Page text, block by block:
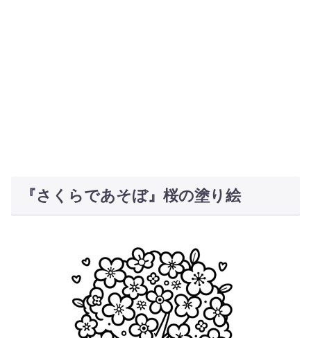
『さくらであそぼ』桜の塗り絵